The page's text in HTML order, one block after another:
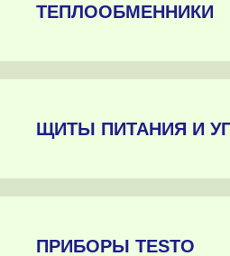
ТЕПЛООБМЕННИКИ
ЩИТЫ ПИТАНИЯ И
ПРИБОРЫ TESTO